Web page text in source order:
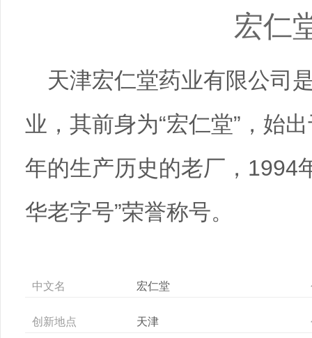
宏仁
天津宏仁堂药业有限公司
业，其前身为“宏仁堂”，始
年的生产历史的老厂，1994
华老字号”荣誉称号。
中文名 宏仁堂
创新地点 天津